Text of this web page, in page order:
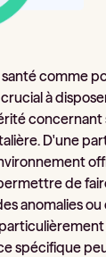
comme
à
concernant
D'une
de
anomalies ou
spécifique